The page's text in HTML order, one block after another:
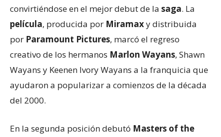
convirtiéndose en el mejor debut de la saga. La
película, producida por Miramaxy distribuida
por Paramount Pictures, marcó el regreso
creativo de los hermanos Marlon Wayans, Shawn
Wayans y Keenen Ivory Wayans a la franquicia que
ayudaron a popularizar a comienzos de la década
del 2000.
En la segunda posición debutó Masters of the